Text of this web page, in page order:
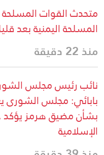
متحدث القوات المسلحة
المسلحة اليمنية بعد
منذ 22 دقيقة
نائب رئيس مجلس
بابائي: مجلس الشورى
بشأن مضيق هرمز يؤكد
الإسلامية